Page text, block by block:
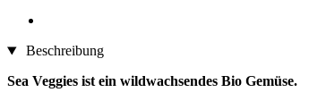
Beschreibung
Sea Veggies ist ein wildwachsendes Bio Gemüse.